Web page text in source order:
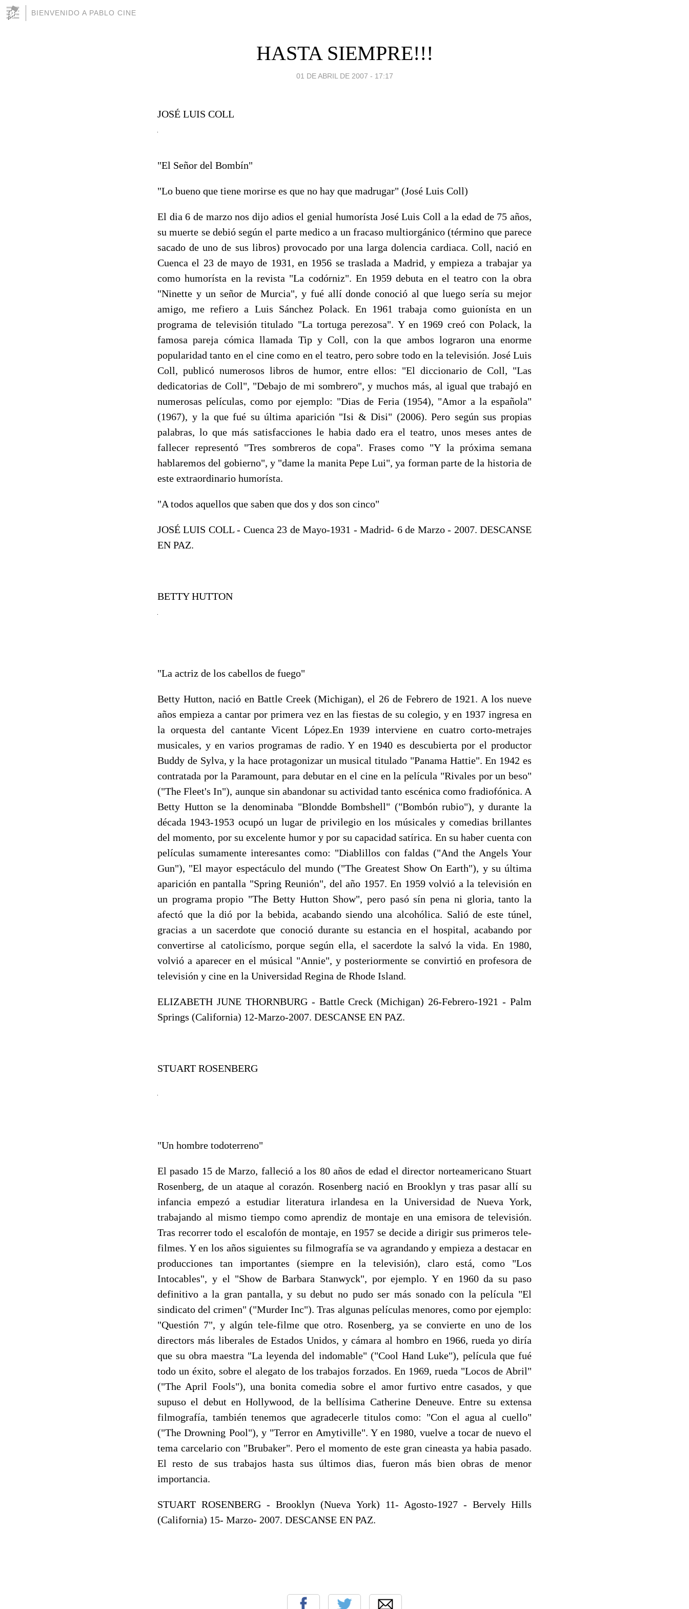
BIENVENIDO A PABLO CINE
HASTA SIEMPRE!!!
01 DE ABRIL DE 2007 - 17:17
JOSÉ LUIS COLL
"El Señor del Bombín"
"Lo bueno que tiene morirse es que no hay que madrugar" (José Luis Coll)
El dia 6 de marzo nos dijo adios el genial humorísta José Luis Coll a la edad de 75 años,
su muerte se debió según el parte medico a un fracaso multiorgánico (término que parece
sacado de uno de sus libros) provocado por una larga dolencia cardiaca. Coll, nació en
Cuenca el 23 de mayo de 1931, en 1956 se traslada a Madrid, y empieza a trabajar ya
como humorísta en la revista "La codórniz". En 1959 debuta en el teatro con la obra
"Ninette y un señor de Murcia", y fué allí donde conoció al que luego sería su mejor
amigo, me refiero a Luis Sánchez Polack. En 1961 trabaja como guionísta en un
programa de televisión titulado "La tortuga perezosa". Y en 1969 creó con Polack, la
famosa pareja cómica llamada Tip y Coll, con la que ambos lograron una enorme
popularidad tanto en el cine como en el teatro, pero sobre todo en la televisión. José Luis
Coll, publicó numerosos libros de humor, entre ellos: "El diccionario de Coll, "Las
dedicatorias de Coll", "Debajo de mi sombrero", y muchos más, al igual que trabajó en
numerosas películas, como por ejemplo: "Dias de Feria (1954), "Amor a la española"
(1967), y la que fué su última aparición "Isi & Disi" (2006). Pero según sus propias
palabras, lo que más satisfacciones le habia dado era el teatro, unos meses antes de
fallecer representó "Tres sombreros de copa". Frases como "Y la próxima semana
hablaremos del gobierno", y "dame la manita Pepe Lui", ya forman parte de la historia de
este extraordinario humorísta.
"A todos aquellos que saben que dos y dos son cinco"
JOSÉ LUIS COLL - Cuenca 23 de Mayo-1931 - Madrid- 6 de Marzo - 2007. DESCANSE
EN PAZ.
BETTY HUTTON
"La actriz de los cabellos de fuego"
Betty Hutton, nació en Battle Creek (Michigan), el 26 de Febrero de 1921. A los nueve
años empieza a cantar por primera vez en las fiestas de su colegio, y en 1937 ingresa en
la orquesta del cantante Vicent López.En 1939 interviene en cuatro corto-metrajes
musicales, y en varios programas de radio. Y en 1940 es descubierta por el productor
Buddy de Sylva, y la hace protagonizar un musical titulado "Panama Hattie". En 1942 es
contratada por la Paramount, para debutar en el cine en la película "Rivales por un beso"
("The Fleet's In"), aunque sin abandonar su actividad tanto escénica como fradiofónica. A
Betty Hutton se la denominaba "Blondde Bombshell" ("Bombón rubio"), y durante la
década 1943-1953 ocupó un lugar de privilegio en los músicales y comedias brillantes
del momento, por su excelente humor y por su capacidad satírica. En su haber cuenta con
películas sumamente interesantes como: "Diablillos con faldas ("And the Angels Your
Gun"), "El mayor espectáculo del mundo ("The Greatest Show On Earth"), y su última
aparición en pantalla "Spring Reunión", del año 1957. En 1959 volvió a la televisión en
un programa propio "The Betty Hutton Show", pero pasó sín pena ni gloria, tanto la
afectó que la dió por la bebida, acabando siendo una alcohólica. Salió de este túnel,
gracias a un sacerdote que conoció durante su estancia en el hospital, acabando por
convertirse al catolicísmo, porque según ella, el sacerdote la salvó la vida. En 1980,
volvió a aparecer en el músical "Annie", y posteriormente se convirtió en profesora de
televisión y cine en la Universidad Regina de Rhode Island.
ELIZABETH JUNE THORNBURG - Battle Creck (Michigan) 26-Febrero-1921 - Palm
Springs (California) 12-Marzo-2007. DESCANSE EN PAZ.
STUART ROSENBERG
"Un hombre todoterreno"
El pasado 15 de Marzo, falleció a los 80 años de edad el director norteamericano Stuart
Rosenberg, de un ataque al corazón. Rosenberg nació en Brooklyn y tras pasar allí su
infancia empezó a estudiar literatura irlandesa en la Universidad de Nueva York,
trabajando al mismo tiempo como aprendiz de montaje en una emisora de televisión.
Tras recorrer todo el escalofón de montaje, en 1957 se decide a dirigir sus primeros tele-
filmes. Y en los años siguientes su filmografía se va agrandando y empieza a destacar en
producciones tan importantes (siempre en la televisión), claro está, como "Los
Intocables", y el "Show de Barbara Stanwyck", por ejemplo. Y en 1960 da su paso
definitivo a la gran pantalla, y su debut no pudo ser más sonado con la película "El
sindicato del crimen" ("Murder Inc"). Tras algunas películas menores, como por ejemplo:
"Questión 7", y algún tele-filme que otro. Rosenberg, ya se convierte en uno de los
directors más liberales de Estados Unidos, y cámara al hombro en 1966, rueda yo diría
que su obra maestra "La leyenda del indomable" ("Cool Hand Luke"), película que fué
todo un éxito, sobre el alegato de los trabajos forzados. En 1969, rueda "Locos de Abril"
("The April Fools"), una bonita comedia sobre el amor furtivo entre casados, y que
supuso el debut en Hollywood, de la bellísima Catherine Deneuve. Entre su extensa
filmografía, también tenemos que agradecerle titulos como: "Con el agua al cuello"
("The Drowning Pool"), y "Terror en Amytiville". Y en 1980, vuelve a tocar de nuevo el
tema carcelario con "Brubaker". Pero el momento de este gran cineasta ya habia pasado.
El resto de sus trabajos hasta sus últimos dias, fueron más bien obras de menor
importancia.
STUART ROSENBERG - Brooklyn (Nueva York) 11- Agosto-1927 - Bervely Hills
(California) 15- Marzo- 2007. DESCANSE EN PAZ.